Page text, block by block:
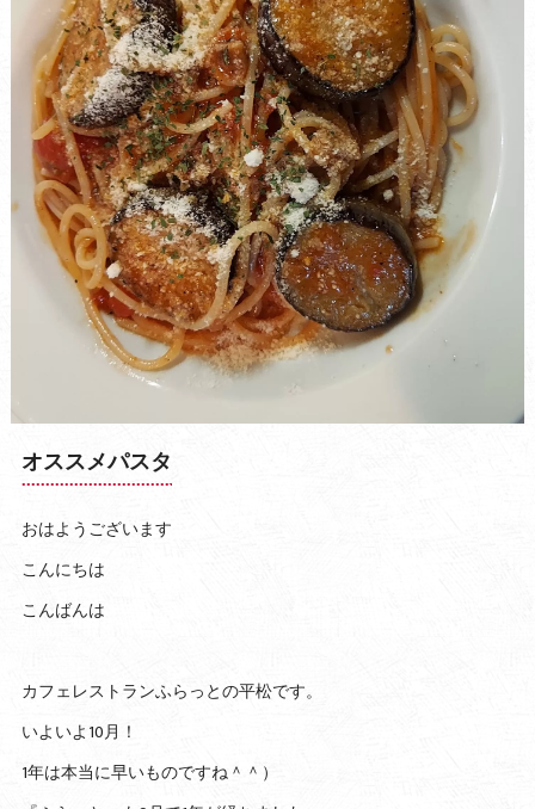
オススメパスタ
おはようございます
こんにちは
こんばんは
カフェレストランふらっとの平松です。
いよいよ10月！
1年は本当に早いものですね＾＾）